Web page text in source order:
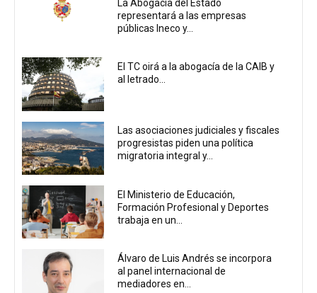
La Abogacía del Estado
representará a las empresas
públicas Ineco y...
El TC oirá a la abogacía de la CAIB y
al letrado...
Las asociaciones judiciales y fiscales
progresistas piden una política
migratoria integral y...
El Ministerio de Educación,
Formación Profesional y Deportes
trabaja en un...
Álvaro de Luis Andrés se incorpora
al panel internacional de
mediadores en...